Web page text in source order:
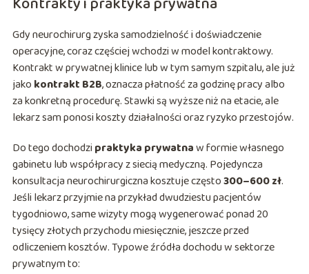
Gdy neurochirurg zyska samodzielność i doświadczenie
operacyjne, coraz częściej wchodzi w model kontraktowy.
Kontrakt w prywatnej klinice lub w tym samym szpitalu, ale już
jako kontrakt B2B, oznacza płatność za godzinę pracy albo
za konkretną procedurę. Stawki są wyższe niż na etacie, ale
lekarz sam ponosi koszty działalności oraz ryzyko przestojów.
Do tego dochodzi praktyka prywatnaw formie własnego
gabinetu lub współpracy z siecią medyczną. Pojedyncza
konsultacja neurochirurgiczna kosztuje często300–600 zł.
Jeśli lekarz przyjmie na przykład dwudziestu pacjentów
tygodniowo, same wizyty mogą wygenerować ponad 20
tysięcy złotych przychodu miesięcznie, jeszcze przed
odliczeniem kosztów. Typowe źródła dochodu w sektorze
prywatnym to: